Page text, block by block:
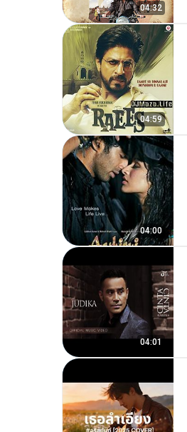
04:32
04:59
04:00
04:01